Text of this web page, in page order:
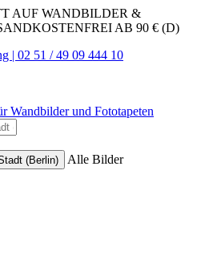
AUF WANDBILDER &
AB 90 € (D)
| 02 51 / 49 09 444 10
(Berlin)
Alle Bilder